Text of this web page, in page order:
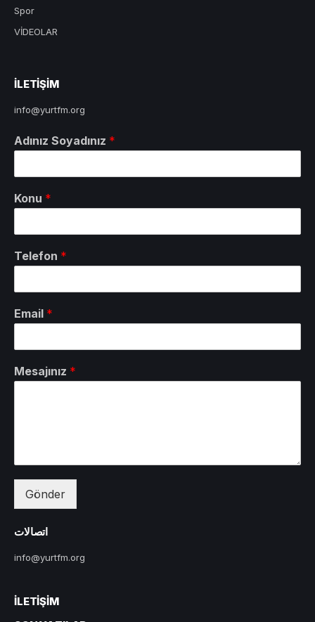
Spor
VİDEOLAR
ILETIŞIM
info@yurtfm.org
Adınız Soyadınız *
Konu *
Telefon *
Email *
Mesajınız *
Gönder
اتصالات
info@yurtfm.org
İLETIŞIM